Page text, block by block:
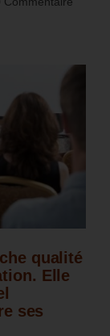
qualité
Elle
ses